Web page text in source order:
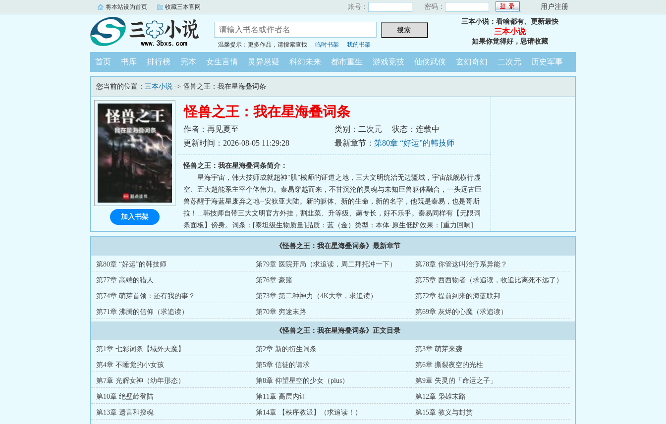
将本站设为首页 收藏三本官网 账号： 密码： 用户注册
温馨提示：更多作品，请搜索查找 临时书架 我的书架
三本小说：看啥都有、更新最快
三本小说
如果你觉得好，恳请收藏
首页 书库 排行榜 完本 女生言情 灵异悬疑 科幻未来 都市重生 游戏竞技 仙侠武侠 玄幻奇幻 二次元 历史军事
您当前的位置： 三本小说 -> 怪兽之王：我在星海叠词条
怪兽之王：我在星海叠词条
作者：再见夏至 类别：二次元
状态：连载中
更新时间：2026-08-05 11:29:28
最新章节： 第80章 “好运”的韩技师
怪兽之王：我在星海叠词条简介：
星海宇宙，韩大技师成就超神“肌”械师的证道之地，三大文明统治无边疆域，宇宙战舰横行虚
空、五大超能系主宰个体伟力。秦易穿越而来，不甘沉沦的灵魂与未知巨兽躯体融合，一头远古巨
兽苏醒于海蓝星废弃之地--安狄亚大陆。新的躯体、新的生命，新的名字，他既是秦易，也是哥斯
拉！...韩技师自带三大文明官方外挂，割韭菜、升等级、薅专长，好不乐乎。秦易同样有【无限词
条面板】傍身。词条：[泰坦级生物质量]品质：蓝（金）类型：本体·原生低阶效果：[重力回响]
（质量万吨解锁）行走时产生.×当前质量（万吨）级的地震波，对米内所有单位造成轻微减速。中
阶效果：（质量万吨解锁）高阶效果：（质量万吨解锁）词条名称：[域外天魔]词条品质：七彩词
条类型：命格·原生词条名称：[秩序守护神]词条品质：蓝（七彩）词条类型：信仰&amp;神性·衍生
数百年时光猛叠，无限词条集于一身，怪兽之王·哥斯拉的威名已然盖压三大文明，遍传星海宇
加入书架
《怪兽之王：我在星海叠词条》最新章节
第80章 “好运”的韩技师 第79章 医院开局（求追读，周二拜托冲一下） 第78章 你管这叫治疗系异能？
第77章 高端的猎人 第76章 豪赌 第75章 西西物者（求追读，收追比离死不远了）
第74章 萌芽首领：还有我的事？ 第73章 第二种神力（4K大章，求追读） 第72章 提前到来的海蓝联邦
第71章 沸腾的信仰（求追读） 第70章 穷途末路 第69章 灰烬的心魔（求追读）
《怪兽之王：我在星海叠词条》正文目录
第1章 七彩词条【域外天魔】 第2章 新的衍生词条 第3章 萌芽来袭
第4章 不睡觉的小女孩 第5章 信徒的请求 第6章 撕裂夜空的光柱
第7章 光辉女神（幼年形态） 第8章 仰望星空的少女（plus） 第9章 失灵的「命运之子」
第10章 绝壁岭登陆 第11章 高层内讧 第12章 枭雄末路
第13章 遗言和搜魂 第14章 【秩序教派】（求追读！） 第15章 教义与封赏